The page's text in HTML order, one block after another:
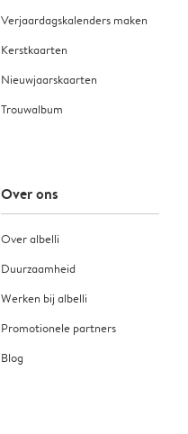
Verjaardagskalenders maken
Kerstkaarten
Nieuwjaarskaarten
Trouwalbum
Over ons
Over albelli
Duurzaamheid
Werken bij albelli
Promotionele partners
Blog